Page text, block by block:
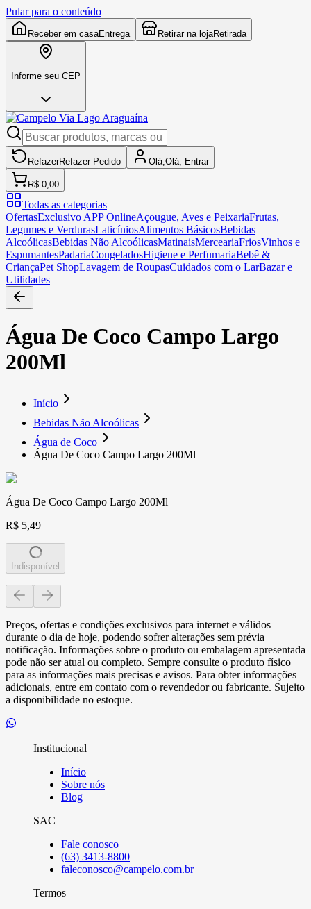
Pular para o conteúdo
Receber em casaEntrega Retirar na lojaRetirada
Informe seu CEP
RefazerRefazer Pedido Olá, Olá, Entrar
R$ 0,00
Todas as categorias
OfertasExclusivo APP OnlineAçougue, Aves e PeixariaFrutas,
Legumes e VerdurasLaticíniosAlimentos BásicosBebidas
AlcoólicasBebidas Não AlcoólicasMatinaisMerceariaFriosVinhos e
EspumantesPadariaCongeladosHigiene e PerfumariaBebê &
CriançaPet ShopLavagem de RoupasCuidados com o LarBazar e
Utilidades
Água De Coco Campo Largo
200Ml
Início
Bebidas Não Alcoólicas
Água de Coco
Água De Coco Campo Largo 200Ml
Água De Coco Campo Largo 200Ml
R$ 5,49
Indisponível
Preços, ofertas e condições exclusivos para internet e válidos
durante o dia de hoje, podendo sofrer alterações sem prévia
notificação. Informações sobre o produto ou embalagem apresentada
pode não ser atual ou completo. Sempre consulte o produto físico
para as informações mais precisas e avisos. Para obter informações
adicionais, entre em contato com o revendedor ou fabricante. Sujeito
a disponibilidade no estoque.
Institucional
Início
Sobre nós
Blog
SAC
Fale conosco
(63) 3413-8800
faleconosco@campelo.com.br
Termos